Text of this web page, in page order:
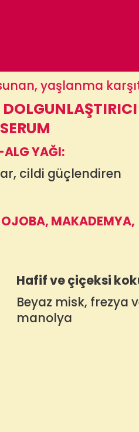
yaşlanma
YAĞI:
cildi güçlendiren
MAKADEMYA,
Hafif ve çiçeksi
Beyaz misk, frezya
manolya